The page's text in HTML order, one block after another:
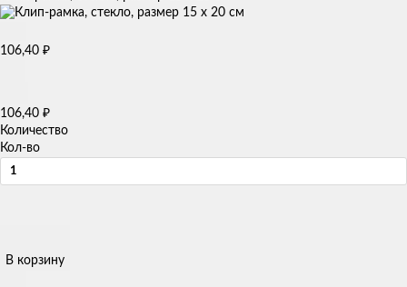
106,40 ₽
106,40 ₽
Количество
Кол-во
В корзину